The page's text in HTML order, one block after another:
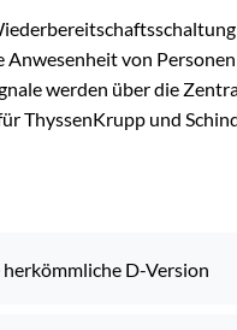
Anwesenheit von
werden über die
ThyssenKrupp und
D-Version